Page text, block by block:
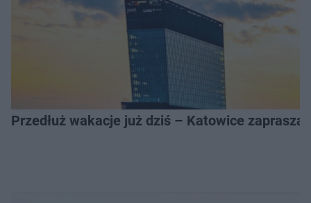
Przedłuż wakacje już dziś – Katowice